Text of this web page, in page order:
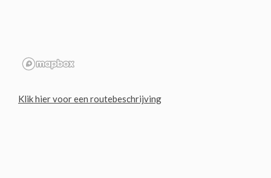
Klik hier voor een routebeschrijving